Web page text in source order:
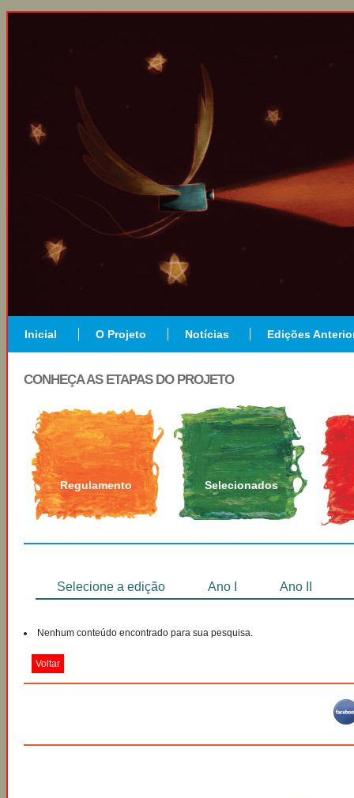
Inicial O Projeto Notícias Edições
CONHEÇA AS ETAPAS DO PROJETO
Regulamento Selecionados
Selecione a edição Ano I Ano II
Nenhum conteúdo encontrado para sua pesquisa.
Voltar